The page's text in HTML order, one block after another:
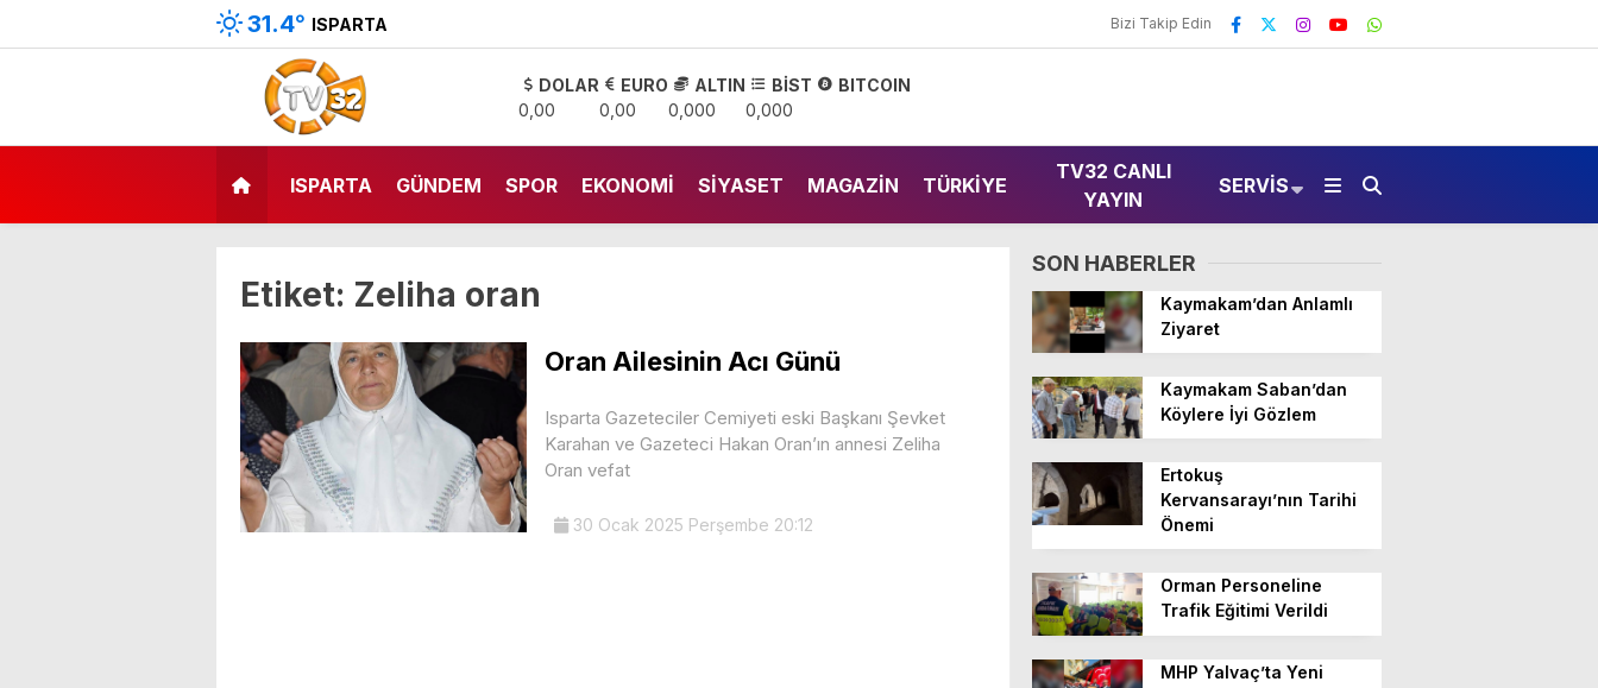
31.4° ISPARTA Bizi Takip Edin
DOLAR
0,00
EURO
0,00
ALTIN
0,000
BİST
0,000
BITCOIN
ISPARTA GÜNDEM SPOR EKONOMI SIYASET MAGAZIN TÜRKIYE
TV32 CANLI
YAYIN
SERVIS
Etiket: Zeliha oran
Oran Ailesinin Acı Günü
Isparta Gazeteciler Cemiyeti eski Başkanı Şevket
Karahan ve Gazeteci Hakan Oran’ın annesi Zeliha
Oran vefat
30 Ocak 2025 Perşembe 20:12
SON HABERLER
Kaymakam’dan Anlamlı
Ziyaret
Kaymakam Saban’dan
Köylere İyi Gözlem
Ertokuş
Kervansarayı’nın Tarihi
Önemi
Orman Personeline
Trafik Eğitimi Verildi
MHP Yalvaç’ta Yeni